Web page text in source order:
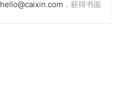
hello@caixin.com ，获得书面